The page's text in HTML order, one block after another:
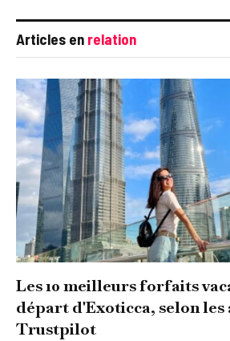
Articles en relation
Les 10 meilleurs forfaits
départ d'Exoticca, selon les
Trustpilot